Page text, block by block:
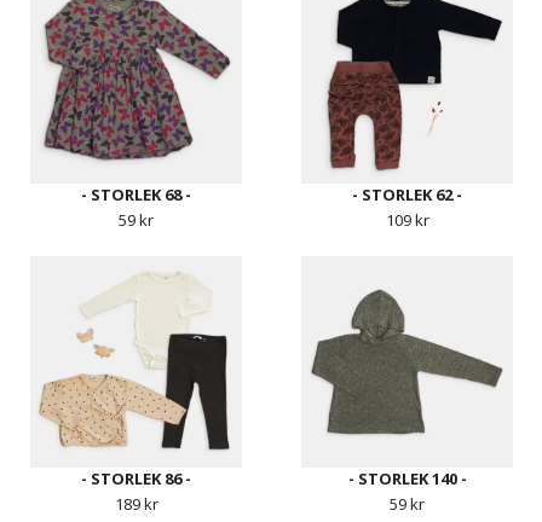
- STORLEK 68 -
59 kr
- STORLEK 62 -
109 kr
- STORLEK 86 -
189 kr
- STORLEK 140 -
59 kr